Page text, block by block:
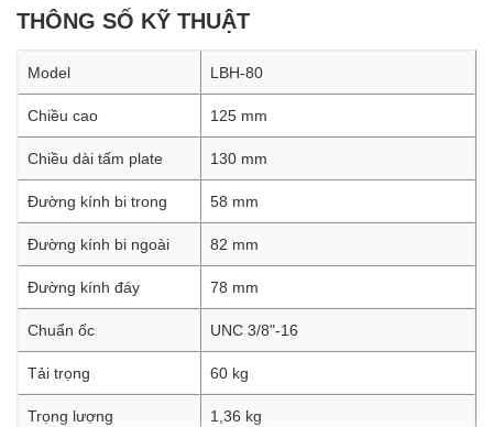
THÔNG SỐ KỸ THUẬT
Model LBH-80
Chiều cao 125 mm
Chiều dài tấm plate 130 mm
Đường kính bi trong 58 mm
Đường kính bi ngoài 82 mm
Đường kính đáy 78 mm
Chuẩn ốc UNC 3/8"-16
Tải trọng 60 kg
Trọng lượng 1,36 kg